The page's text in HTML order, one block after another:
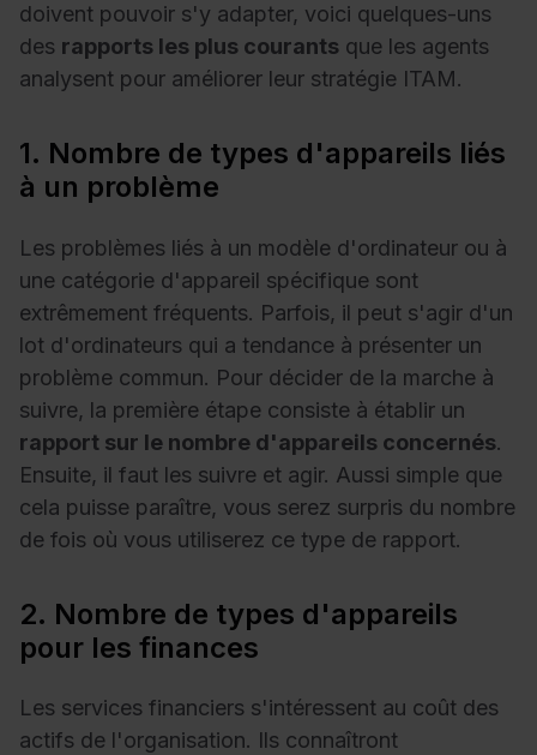
doivent pouvoir s'y adapter, voici quelques-uns
des rapports les plus courants que les agents
analysent pour améliorer leur stratégie ITAM.
1. Nombre de types d'appareils liés
à un problème
Les problèmes liés à un modèle d'ordinateur ou à
une catégorie d'appareil spécifique sont
extrêmement fréquents. Parfois, il peut s'agir d'un
lot d'ordinateurs qui a tendance à présenter un
problème commun. Pour décider de la marche à
suivre, la première étape consiste à établir un
rapport sur le nombre d'appareils concernés.
Ensuite, il faut les suivre et agir. Aussi simple que
cela puisse paraître, vous serez surpris du nombre
de fois où vous utiliserez ce type de rapport.
2. Nombre de types d'appareils
pour les finances
Les services financiers s'intéressent au coût des
actifs de l'organisation. Ils connaîtront